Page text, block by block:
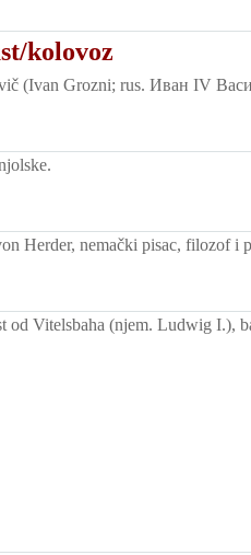
kolovoz
(Ivan Grozni; rus. Иван IV
Herder, nemački pisac, filozof i
od Vitelsbaha (njem. Ludwig I.),